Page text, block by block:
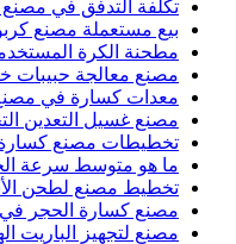
تكلفة التدفق في
بيع مستعملة مصنع
مطحنة الكرة
مصنع معالجة حبيبات
معدات كسارة في
مصنع غسيل التعدين
تخطيطات مصنع كسارة
ما هو متوسط سرعة
تخطيط مصنع لطحن
مصنع كسارة الحجر في
مصنع لتجهيز الباريت